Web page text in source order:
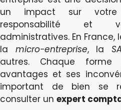
un impact sur votre
responsabilité et
administratives. En France,
la micro-entreprise, la
autres. Chaque
avantages et ses
important de bien se
consulter un expert